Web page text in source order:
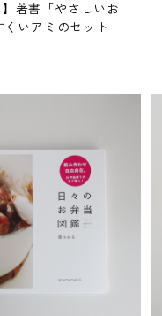
】著書「やさしいお
いアミのセット